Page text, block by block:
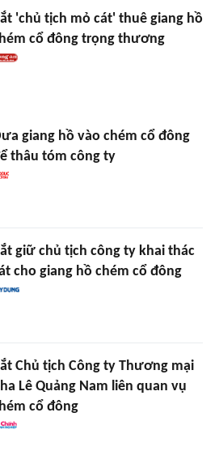
'chủ tịch mỏ cát' thuê giang hồ
cổ đông trọng thương
giang hồ vào chém cổ đông
thâu tóm công ty
giữ chủ tịch công ty khai thác
cho giang hồ chém cổ đông
Chủ tịch Công ty Thương mại
Lê Quảng Nam liên quan vụ
cổ đông